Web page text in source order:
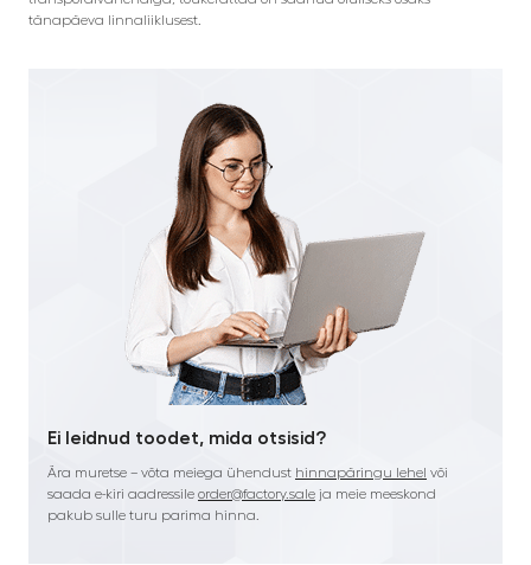
tänapäeva linnaliiklusest.
Ei leidnud toodet, mida otsisid?
Ära muretse – võta meiega ühendust hinnapäringu lehel või
saada e-kiri aadressile order@factory.sale ja meie meeskond
pakub sulle turu parima hinna.